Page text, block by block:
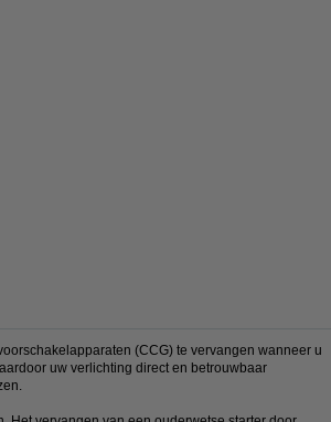
(CCG) te vervangen wanneer u
uw verlichting direct en betrouwbaar